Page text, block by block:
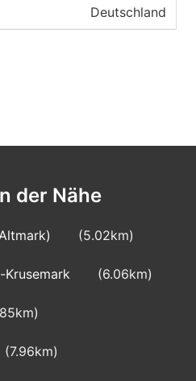
Deutschland
der Nähe
(5.02km)
Krusemark
(6.06km)
(7.96km)